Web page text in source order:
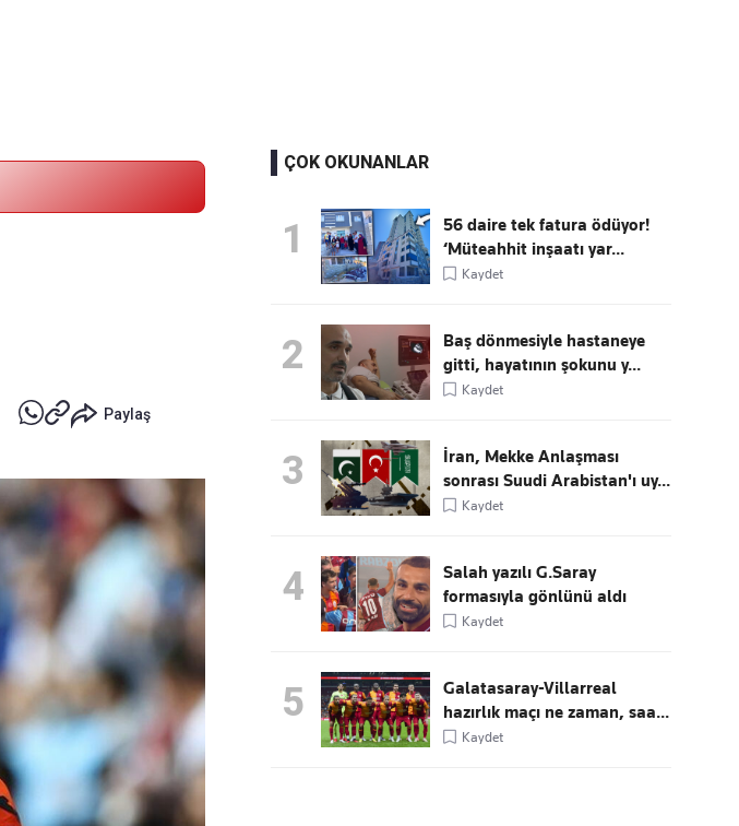
Paylaş
ÇOK OKUNANLAR
1
56 daire tek fatura ödüyor!
‘Müteahhit inşaatı yar...
Kaydet
2
Baş dönmesiyle hastaneye
gitti, hayatının şokunu y...
Kaydet
3
İran, Mekke Anlaşması
sonrası Suudi Arabistan'ı uy...
Kaydet
4
Salah yazılı G.Saray
formasıyla gönlünü aldı
Kaydet
5
Galatasaray-Villarreal
hazırlık maçı ne zaman, saa...
Kaydet